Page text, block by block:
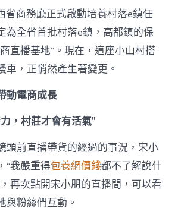
中
省商務廳正式啟動培養村落e鎮任
為全省首批村落e鎮，高都鎮的保
直播基地”。現在，這座小山村搭
車，正悄然產生著變更。
動電商成長
，村莊才會有活氣”
頭前直播帶貨的經過的事況，宋小
“我嚴重得包養網價錢都不了解說什
再次點開宋小朋的直播間，可以看
與粉絲們互動。